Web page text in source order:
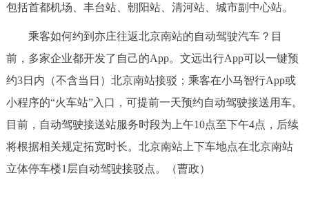
走进北京
多语种
한국어
包括首都机场、丰台站、朝阳站、清河站、城市副中心站。
乘客如何约到亦庄往返北京南站的自动驾驶汽车？目
前，多家企业都开发了自己的App。文远出行App可以一键预
约3日内（不含当日）北京南站接驳；乘客在小马智行App或
小程序的“火车站”入口，可提前一天预约自动驾驶接送用车。
目前，自动驾驶接送站服务时段为上午10点至下午4点，后续
将根据相关规定拓宽时长。北京南站上下车地点在北京南站
立体停车楼1层自动驾驶接驳点。（曹政）